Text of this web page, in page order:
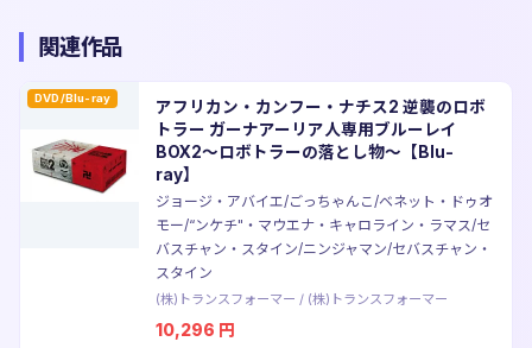
関連作品
DVD/Blu-ray
アフリカン・カンフー・ナチス2 逆襲のロボ
トラー ガーナアーリア人専用ブルーレイ
BOX2〜ロボトラーの落とし物〜【Blu-
ray】
ジョージ・アバイエ/ごっちゃんこ/ベネット・ドゥオ
モー/“ンケチ"・マウエナ・キャロライン・ラマス/セ
バスチャン・スタイン/ニンジャマン/セバスチャン・
スタイン
(株)トランスフォーマー / (株)トランスフォーマー
10,296 円